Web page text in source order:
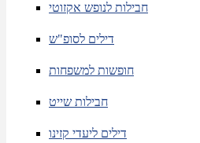
חבילות לנופש אקזוטי
דילים לסופ"ש
חופשות למשפחות
חבילות שייט
דילים ליעדי קזינו